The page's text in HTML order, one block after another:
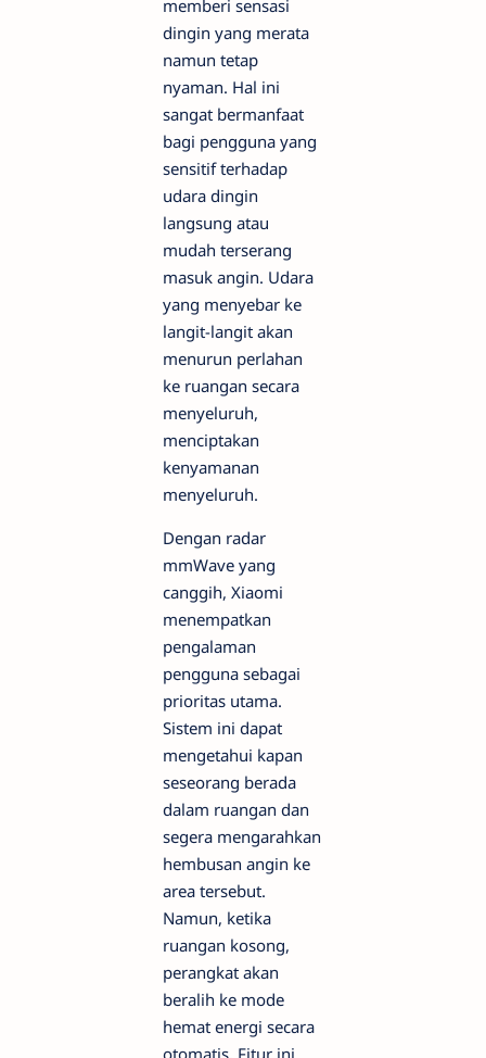
memberi sensasi
dingin yang merata
namun tetap
nyaman. Hal ini
sangat bermanfaat
bagi pengguna yang
sensitif terhadap
udara dingin
langsung atau
mudah terserang
masuk angin. Udara
yang menyebar ke
langit-langit akan
menurun perlahan
ke ruangan secara
menyeluruh,
menciptakan
kenyamanan
menyeluruh.
Dengan radar
mmWave yang
canggih, Xiaomi
menempatkan
pengalaman
pengguna sebagai
prioritas utama.
Sistem ini dapat
mengetahui kapan
seseorang berada
dalam ruangan dan
segera mengarahkan
hembusan angin ke
area tersebut.
Namun, ketika
ruangan kosong,
perangkat akan
beralih ke mode
hemat energi secara
otomatis. Fitur ini